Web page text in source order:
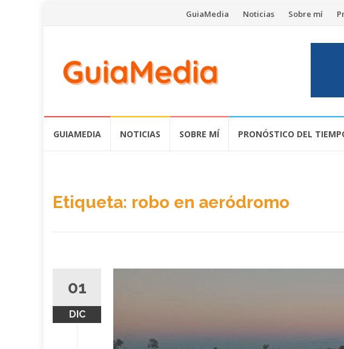
Saltar
contenido
GuiaMedia Noticias Sobre mí
GUIAMEDIA NOTICIAS SOBRE MÍ PRONÓSTICO DEL
Etiqueta: robo en aeródromo
01
DIC